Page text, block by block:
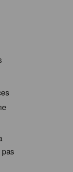
pas